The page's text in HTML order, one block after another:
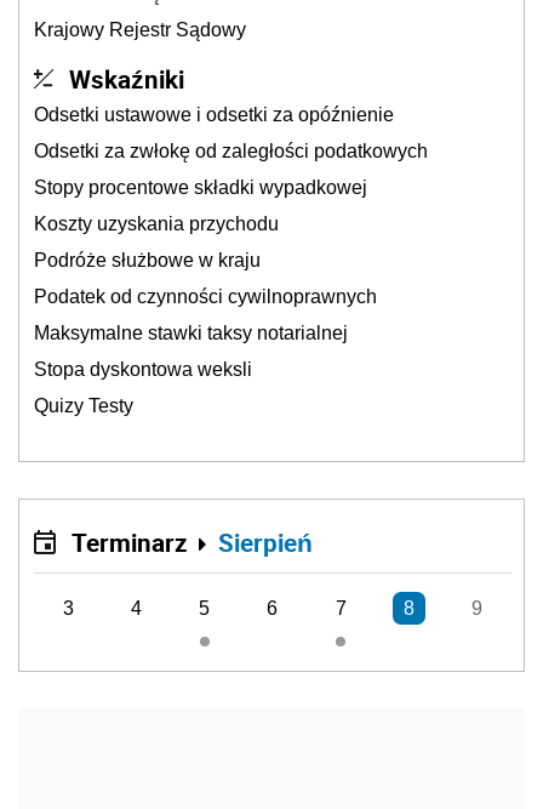
Krajowy Rejestr Sądowy
Wskaźniki
Odsetki ustawowe i odsetki za opóźnienie
Odsetki za zwłokę od zaległości podatkowych
Stopy procentowe składki wypadkowej
Koszty uzyskania przychodu
Podróże służbowe w kraju
Podatek od czynności cywilnoprawnych
Maksymalne stawki taksy notarialnej
Stopa dyskontowa weksli
Quizy Testy
Terminarz Sierpień
3 4 5 6 7 8 9